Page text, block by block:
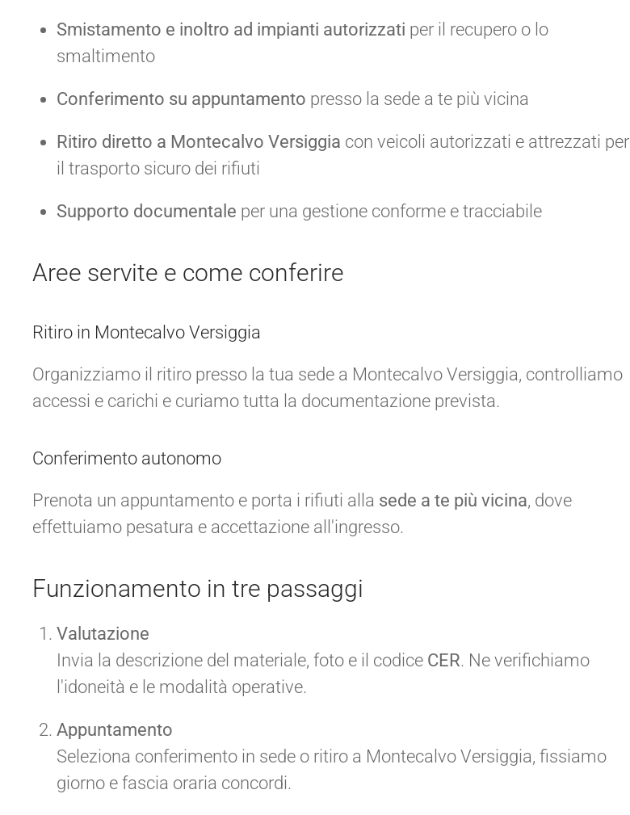
Smistamento e inoltro ad impianti autorizzati per il recupero o lo
smaltimento
Conferimento su appuntamento presso la sede a te più vicina
Ritiro diretto a Montecalvo Versiggia con veicoli autorizzati e attrezzati per
il trasporto sicuro dei rifiuti
Supporto documentale per una gestione conforme e tracciabile
Aree servite e come conferire
Ritiro in Montecalvo Versiggia
Organizziamo il ritiro presso la tua sede a Montecalvo Versiggia, controlliamo
accessi e carichi e curiamo tutta la documentazione prevista.
Conferimento autonomo
Prenota un appuntamento e porta i rifiuti alla sede a te più vicina, dove
effettuiamo pesatura e accettazione all'ingresso.
Funzionamento in tre passaggi
Valutazione
Invia la descrizione del materiale, foto e il codice CER. Ne verifichiamo
l'idoneità e le modalità operative.
Appuntamento
Seleziona conferimento in sede o ritiro a Montecalvo Versiggia, fissiamo
giorno e fascia oraria concordi.